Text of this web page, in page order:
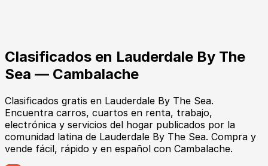
Clasificados en Lauderdale By The
Sea — Cambalache
Clasificados gratis en Lauderdale By The Sea.
Encuentra carros, cuartos en renta, trabajo,
electrónica y servicios del hogar publicados por la
comunidad latina de Lauderdale By The Sea. Compra y
vende fácil, rápido y en español con Cambalache.